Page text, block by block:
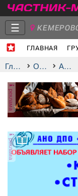
☰
ГЛАВНАЯ
Объявления
Главная Отдых
реклама
реклама